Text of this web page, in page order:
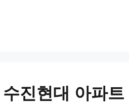
진현대 아파트